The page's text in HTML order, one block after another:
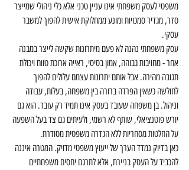
משפטי לעסק משפחתי אינו עניין טכני אלא כלי ניהולי שמייצר
סדר, מגדיר סמכויות ומונע ממחלוקת אישית להפוך למשבר
עסקי.
עסק משפחתי נהנה לא פעם מיתרונות שקשה לייצר במבנה
אחר - מחויבות גבוהה, אמון בסיסי, ראייה ארוכת טווח ויכולת
תגובה מהירה. אבל אותם יתרונות עצמם עלולים להפוך
לחולשה כשאין הפרדה ברורה בין משפחה, בעלות, עבודה
וניהול. בן משפחה שעובד בעסק אינו תמיד רק עובד. הוא גם
יורש פוטנציאלי, שותף לא רשמי, ולעיתים גם צד בעל השפעה
על החלטות מסחריות ללא הגדרה משפטית מסודרת.
כאן בדיוק נמדד הערך של ייעוץ משפטי מדויק. המטרה איננה
להכביד על העסק בניירת, אלא לתרגם יחסים משפחתיים